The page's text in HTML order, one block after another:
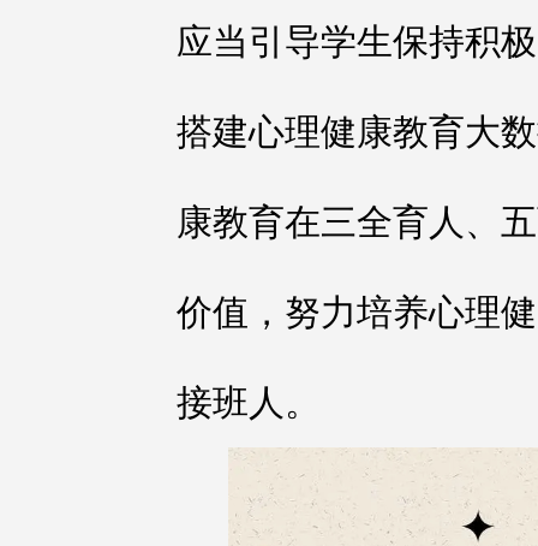
应当引导学生保持积
搭建心理健康教育大
康教育在三全育人、
价值，努力培养心理
接班人。